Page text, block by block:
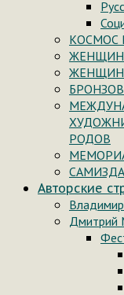
КОСМОС
РОДОВ
Авторские
Дмитрий